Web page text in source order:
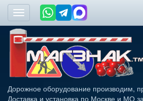
Toggle
navigation
Дорожное оборудование производим,
Доставка и установка по Москве и МО